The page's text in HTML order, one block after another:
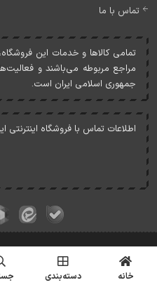
تماس با ما
تمامی کالاها و خدمات اين
مراجع مربوطه می‌باشند و
جمهوری اسلامی ايران است.
اطلاعات تماس با فروشگاه اینترنتی
خانه دسته‌بندی